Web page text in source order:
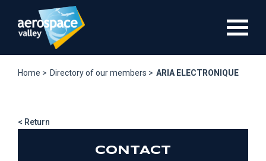
main
Home > Directory of our members > ARIA ELECTRONIQUE
< Return
CONTACT